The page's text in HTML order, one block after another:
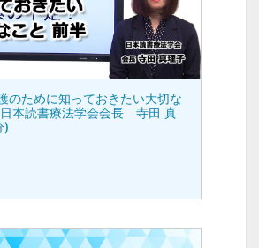
のために知っておきたい大切な
本読書療法学会会長 寺田 真
)